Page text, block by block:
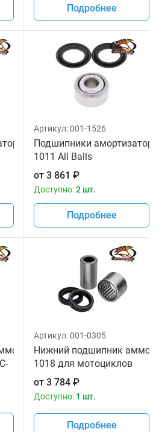
Подробнее
29-
Артикул:001-1526
Подшипники
1011 All Balls
от 3 861 ₽
Доступно:2 шт.
Подробнее
All Balls 29-
Артикул:001-0305
Нижний подшипник
1018 для мотоциклов
от 3 784 ₽
Доступно: 1 шт.
Подробнее